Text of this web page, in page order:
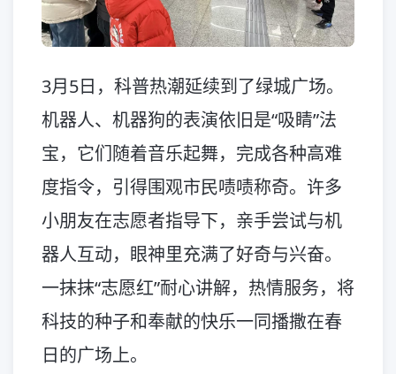
3月5日，科普热潮延续到了绿城广场。
机器人、机器狗的表演依旧是“吸睛”法
宝，它们随着音乐起舞，完成各种高难
度指令，引得围观市民啧啧称奇。许多
小朋友在志愿者指导下，亲手尝试与机
器人互动，眼神里充满了好奇与兴奋。
一抹抹“志愿红”耐心讲解，热情服务，将
科技的种子和奉献的快乐一同播撒在春
日的广场上。